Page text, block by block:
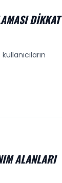
DIKKAT
ALANLARI